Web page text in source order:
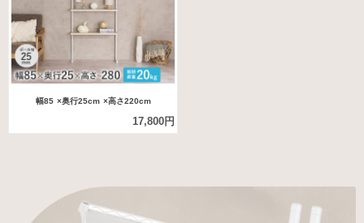
幅85 ×奥行25cm ×高さ220cm
17,800円